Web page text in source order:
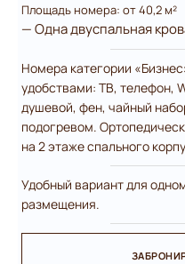
Площадь номера: от 40,2 м²
— Одна двуспальная
Номера категории
удобствами: ТВ, телефон,
душевой, фен, чайный
подогревом.
на 2 этаже спального
Удобный вариант для
размещения.